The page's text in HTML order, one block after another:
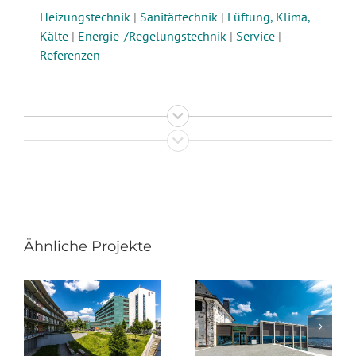
Heizungstechnik | Sanitärtechnik | Lüftung, Klima,
Kälte | Energie-/Regelungstechnik | Service |
Referenzen
Ähnliche Projekte
Drachenfelsplateau:
Wärme-/Kälteversorgung
JVA Rheinbach:
Heizung, Sanitär,